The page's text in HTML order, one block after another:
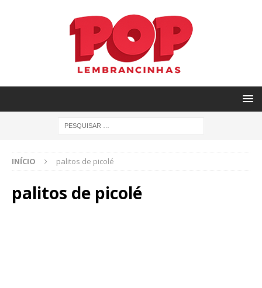
INÍCIO palitos de picolé
palitos de picolé